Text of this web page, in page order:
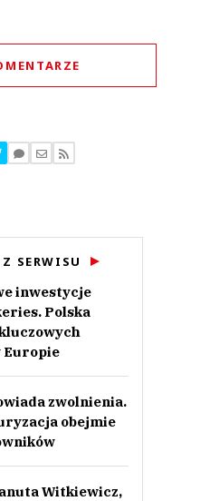
komentarzy
komentarze
SERWISU
inwestycje
Polska
Europie
zwolnienia.
obejmie
Witkiewicz,